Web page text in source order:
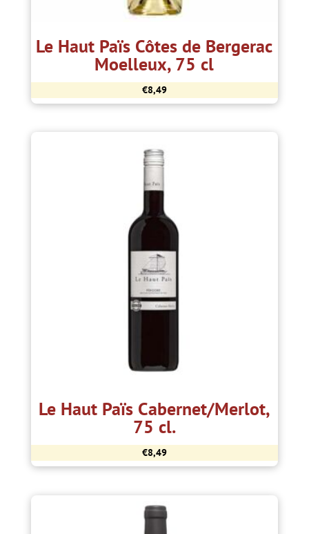
Le Haut Païs Côtes de Bergerac
Moelleux, 75 cl
€8,49
Le Haut Païs Cabernet/Merlot,
75 cl.
€8,49